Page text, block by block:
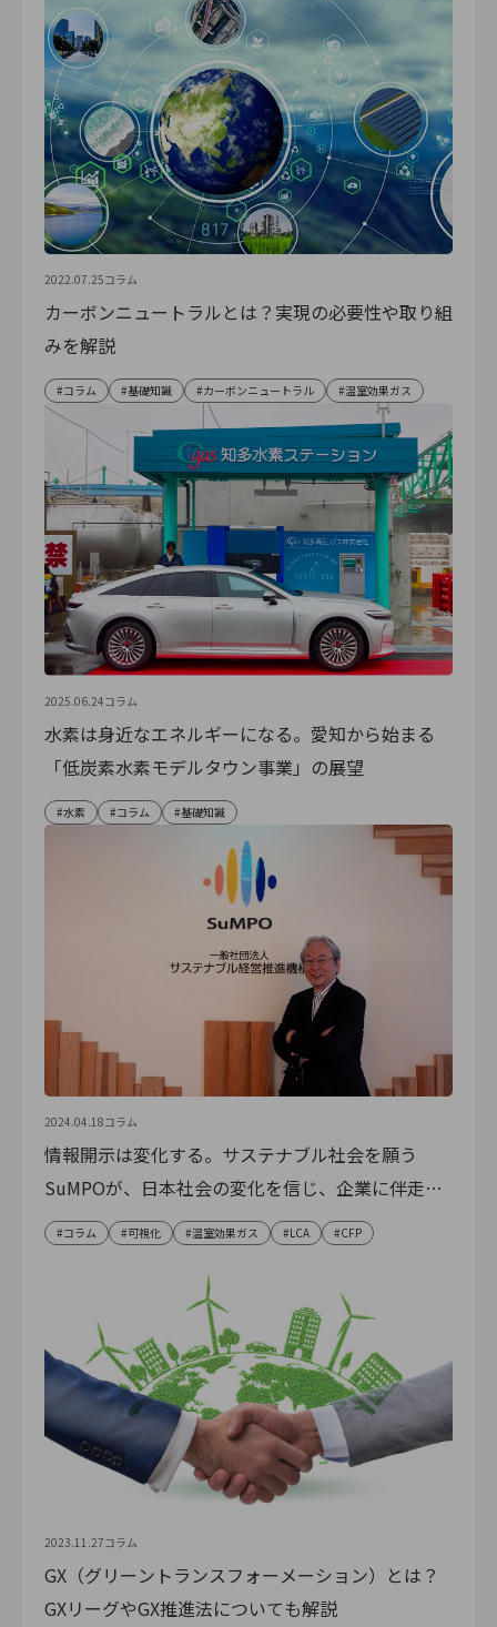
2022.07.25コラム
カーボンニュートラルとは？実現の必要性や取り組
みを解説
コラム 基礎知識 カーボンニュートラル 温室効果ガス
2025.06.24コラム
水素は身近なエネルギーになる。愛知から始まる
「低炭素水素モデルタウン事業」の展望
水素 コラム 基礎知識
2024.04.18コラム
情報開示は変化する。サステナブル社会を願う
SuMPOが、日本社会の変化を信じ、企業に伴走す
る理由
コラム 可視化 温室効果ガス LCA CFP
2023.11.27コラム
GX（グリーントランスフォーメーション）とは？
GXリーグやGX推進法についても解説